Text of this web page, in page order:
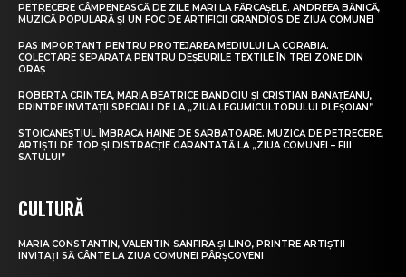
PETRECERE CÂMPENEASCĂ DE ZILE MARI LA FĂRCAȘELE. ANDREEA BĂNICĂ,
MUZICĂ POPULARĂ ȘI UN FOC DE ARTIFICII GRANDIOS DE ZIUA COMUNEI
PAS IMPORTANT PENTRU PROTEJAREA MEDIULUI LA CORABIA.
COLECTARE SEPARATĂ PENTRU DEȘEURILE TEXTILE ÎN TREI ZONE DIN
ORAȘ
ROBERTA CRINTEA, MARIA BEATRICE BĂNDOIU ȘI CRISTIAN BĂNĂȚEANU,
PRINTRE INVITAȚII SPECIALI DE LA „ZIUA LEGUMICULTORULUI PLEȘOIAN”
STOICĂNEȘTIUL ÎMBRACĂ HAINE DE SĂRBĂTOARE. MUZICĂ DE PETRECERE,
ARTIȘTI DE TOP ȘI DISTRACȚIE GARANTATĂ LA „ZIUA COMUNEI – FIII
SATULUI”
CULTURĂ
MARIA CONSTANTIN, VALENTIN SANFIRA ȘI LINO, PRINTRE ARTIȘTII
INVITAȚI SĂ CÂNTE LA ZIUA COMUNEI PÂRȘCOVENI